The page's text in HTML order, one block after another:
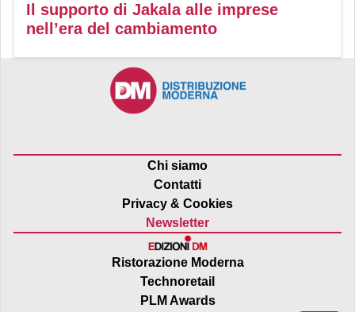
Il supporto di Jakala alle imprese
nell’era del cambiamento
Chi siamo
Contatti
Privacy & Cookies
Newsletter
Ristorazione Moderna
Technoretail
PLM Awards